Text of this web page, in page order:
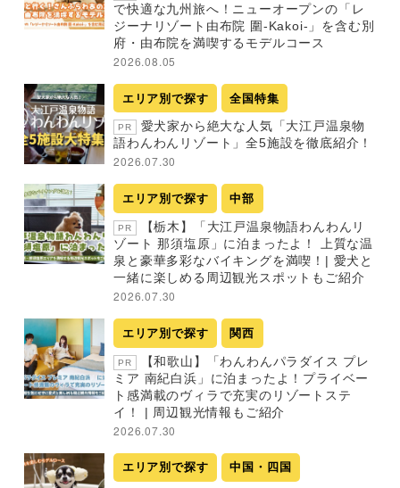
で快適な九州旅へ！ニューオープンの「レ
ジーナリゾート由布院 圍-Kakoi-」を含む別
府・由布院を満喫するモデルコース
2026.08.05
エリア別で探す 全国特集
PR
愛犬家から絶大な人気「大江戸温泉物
語わんわんリゾート」全5施設を徹底紹介！
2026.07.30
エリア別で探す 中部
PR
【栃木】「大江戸温泉物語わんわんリ
ゾート 那須塩原」に泊まったよ！ 上質な温
泉と豪華多彩なバイキングを満喫！| 愛犬と
一緒に楽しめる周辺観光スポットもご紹介
2026.07.30
エリア別で探す 関西
PR
【和歌山】「わんわんパラダイス プレ
ミア 南紀白浜」に泊まったよ！プライベー
ト感満載のヴィラで充実のリゾートステ
イ！ | 周辺観光情報もご紹介
2026.07.30
エリア別で探す 中国・四国